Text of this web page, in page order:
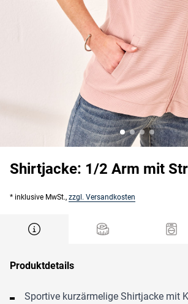
Shirtjacke: 1/2 Arm mit
* inklusive MwSt., zzgl. Versandkosten
Produktdetails
Sportive kurzärmelige Shirtjacke mit